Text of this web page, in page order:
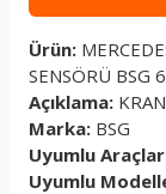
Ürün:
SENSÖRÜ
Açıklama:
Marka: BSG
Uyumlu
Uyumlu